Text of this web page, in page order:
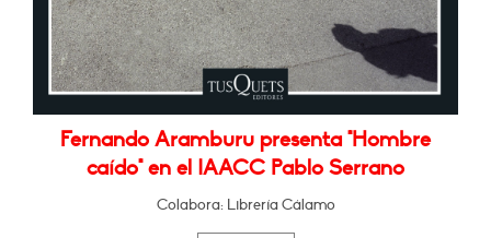
Fernando Aramburu presenta "Hombre
caído" en el IAACC Pablo Serrano
Colabora: Librería Cálamo